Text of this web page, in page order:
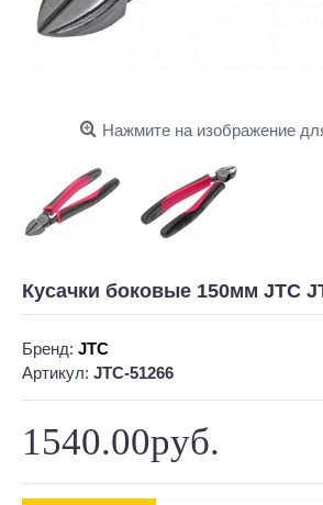
Нажмите на изображение
Кусачки боковые 150мм JTC
Бренд: JTC
Артикул: JTC-51266
1540.00руб.